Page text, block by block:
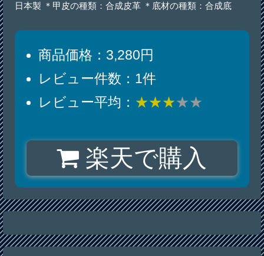
日本製 ＊甲皮の種類：合成皮革 ＊底材の種類：合成底
商品価格：3,280円
レビュー件数：1件
レビュー平均： ★★★★★
楽天で購入